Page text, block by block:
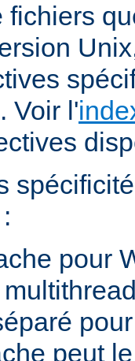
fichiers
Voir l'
pour
peut